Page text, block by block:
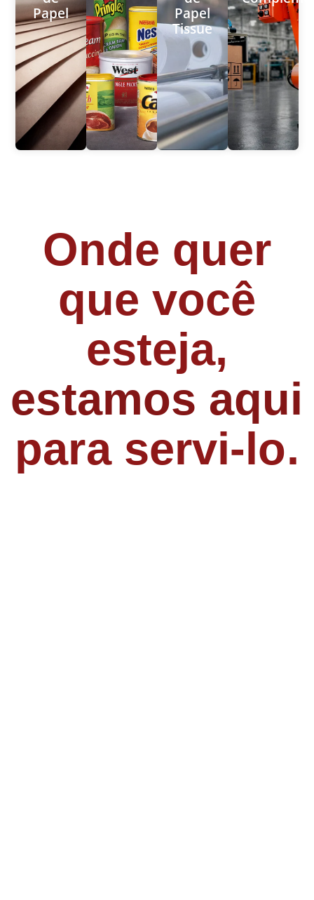
Papel
Papel
Tissue
Onde quer
que você
esteja,
estamos aqui
para servi-lo.